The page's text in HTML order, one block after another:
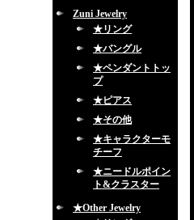
Zuni Jewelry
★リング
★バングル
★ペンダントトッ
プ
★ピアス
★その他
★キャラクターモ
チーフ
★ニードルポイン
ト&クラスター
★Other Jewelry